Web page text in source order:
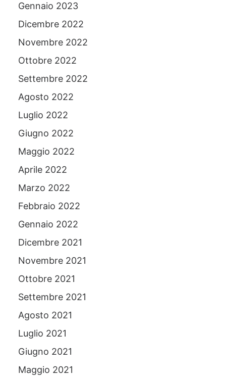
Gennaio 2023
Dicembre 2022
Novembre 2022
Ottobre 2022
Settembre 2022
Agosto 2022
Luglio 2022
Giugno 2022
Maggio 2022
Aprile 2022
Marzo 2022
Febbraio 2022
Gennaio 2022
Dicembre 2021
Novembre 2021
Ottobre 2021
Settembre 2021
Agosto 2021
Luglio 2021
Giugno 2021
Maggio 2021